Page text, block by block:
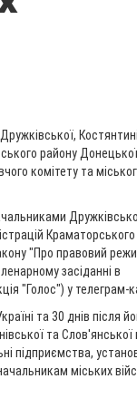
району Донецької
комітету та
"Про правовий
засіданні в
"Голос") у телеграм-
та 30 днів після
та Слов'янської
підприємства,
міських